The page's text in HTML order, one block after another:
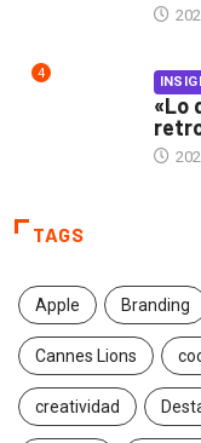
4
«Lo
TAGS
Apple Branding
Cannes Lions
creatividad